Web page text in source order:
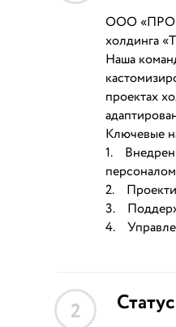
ООО «ПРО-
холдинга
Наша
проектах
Ключевые
1.
2.
3.
4.
2